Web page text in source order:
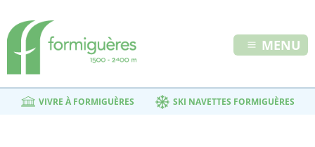
MENU
VIVRE À FORMIGUÈRES SKI NAVETTES FORMIGUÈRES